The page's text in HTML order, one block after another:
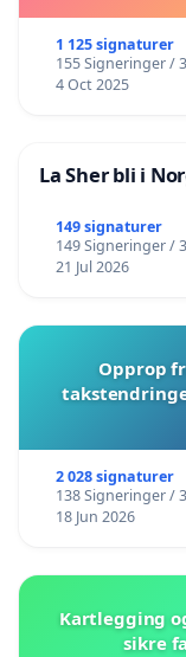
1 125 signaturer
155 Signeringer /
4 Oct 2025
La Sher bli i
149 signaturer
149 Signeringer /
21 Jul 2026
Opprop
2 028 signaturer
138 Signeringer /
18 Jun 2026
Kartlegging
sikre